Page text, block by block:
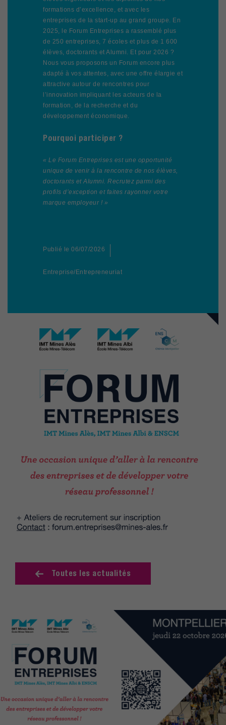
formations d’excellence, et avec les
entreprises de la start-up au grand groupe. En
2025, le Forum Entreprises a rassemblé plus
de 250 entreprises, 7 écoles et plus de 1 600
élèves, doctorants et Alumni. Et pour 2026 ?
Nous vous proposons un Forum encore plus
adapté à vos attentes, avec une offre élargie et
attractive autour de rencontres pour
l’innovation impliquant les acteurs de la
formation, de la recherche et du
développement économique.
Pourquoi participer ?
« Le Forum Entreprises est une opportunité
unique de venir à la rencontre de nos élèves,
doctorants et Alumni. Recrutez parmi des
profils d’exception et faites rayonner votre
marque employeur ! »
Publié le 06/07/2026
Entreprise/Entrepreneuriat
Toutes les actualités